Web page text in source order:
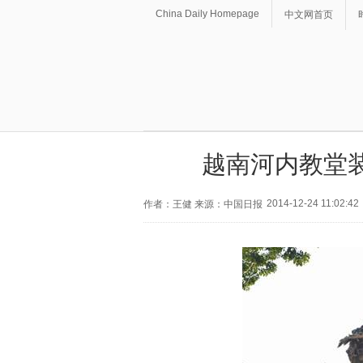
China Daily Homepage 中文网首页
越南河内教堂
作者：王健 来源：中国日报 2014-12-24 11:02:42